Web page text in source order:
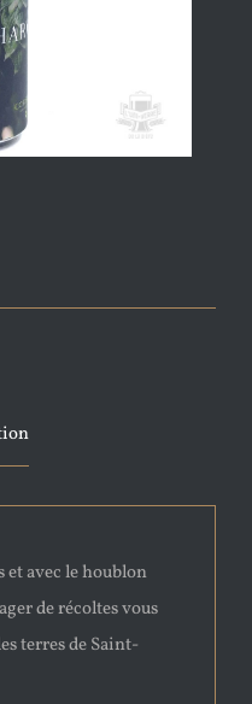
et avec le houblon
de récoltes vous
terres de Saint-